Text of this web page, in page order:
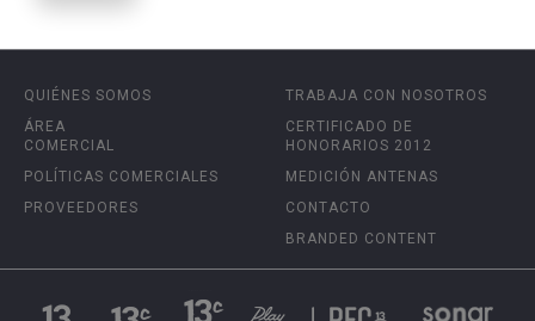
QUIÉNES SOMOS
ÁREA
COMERCIAL
POLÍTICAS COMERCIALES
PROVEEDORES
TRABAJA CON NOSOTROS
CERTIFICADO DE
HONORARIOS 2012
MEDICIÓN ANTENAS
CONTACTO
BRANDED CONTENT